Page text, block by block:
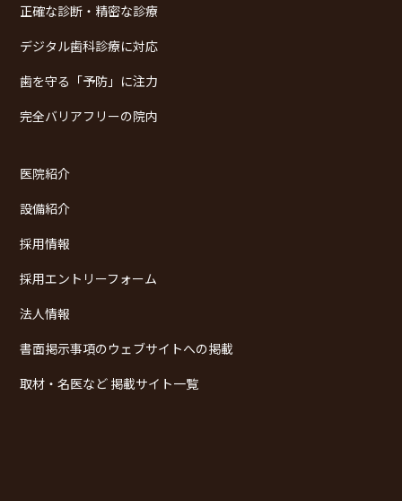
正確な診断・精密な診療
デジタル歯科診療に対応
歯を守る「予防」に注力
完全バリアフリーの院内
医院紹介
設備紹介
採用情報
採用エントリーフォーム
法人情報
書面掲示事項のウェブサイトへの掲載
取材・名医など 掲載サイト一覧